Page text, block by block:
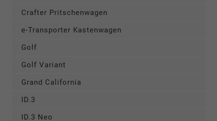
Crafter Pritschenwagen
e-Transporter Kastenwagen
Golf
Golf Variant
Grand California
ID.3
ID.3 Neo